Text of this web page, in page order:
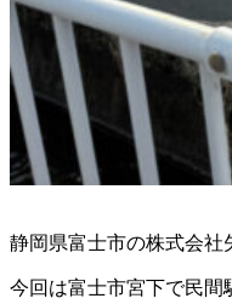
静岡県富士市の株式会社
今回は富士市宮下で民間